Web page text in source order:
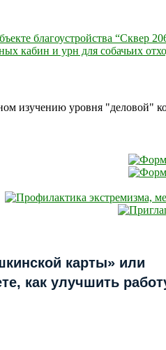
благоустройства “Сквер
кабин и урн для собачьих
изучению уровня
карты» или
как улучшить